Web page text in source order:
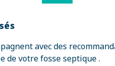
avec des
de votre fosse septique .